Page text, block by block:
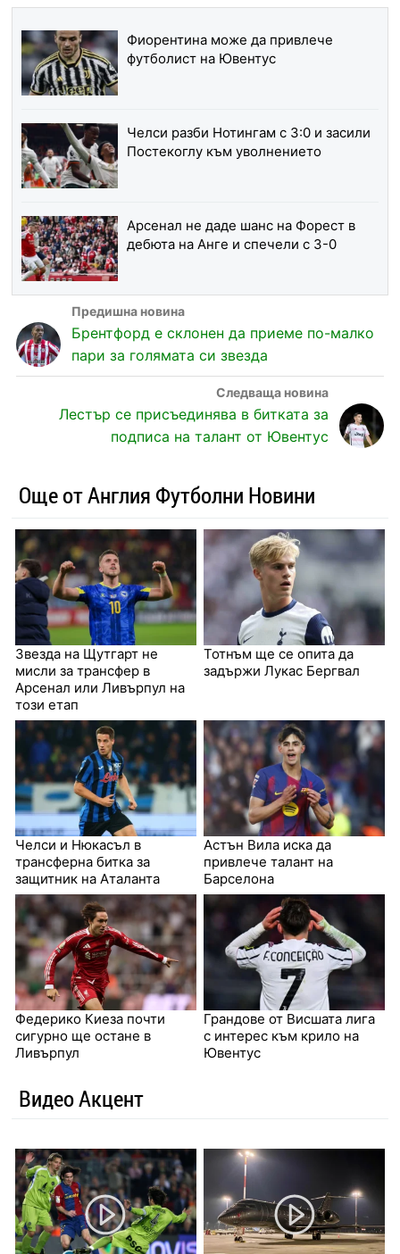
Фиорентина може да привлече
футболист на Ювентус
Челси разби Нотингам с 3:0 и засили
Постекоглу към уволнението
Арсенал не даде шанс на Форест в
дебюта на Анге и спечели с 3-0
Брентфорд е склонен да приеме по-малко
пари за голямата си звезда
Лестър се присъединява в битката за
подписа на талант от Ювентус
Още от Англия Футболни Новини
Звезда на Щутгарт не
мисли за трансфер в
Арсенал или Ливърпул на
този етап
Тотнъм ще се опита да
задържи Лукас Бергвал
Челси и Нюкасъл в
трансферна битка за
защитник на Аталанта
Астън Вила иска да
привлече талант на
Барселона
Федерико Киеза почти
сигурно ще остане в
Ливърпул
Грандове от Висшата лига
с интерес към крило на
Ювентус
Видео Акцент